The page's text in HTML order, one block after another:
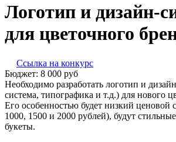
Логотип и дизайн-
для цветочного
Ссылка на конкурс
Бюджет: 8 000 руб
Необходимо разработать логотип и
система, типографика и т.д.) для нового
Его особенностью будет низкий ценовой
1000, 1500 и 2000 рублей), будут
букеты.